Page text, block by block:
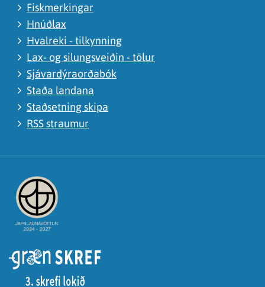
Fiskmerkingar
Hnúðlax
Hvalreki - tilkynning
Lax- og silungsveiðin - tölur
Sjávardýraorðabók
Staða landana
Staðsetning skipa
RSS straumur